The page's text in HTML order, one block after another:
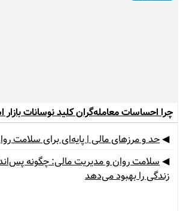
احساسات معامله‌گران کلید نوسانات بازار
حد و مرزهای مالی | پایه‌ای برای سلامت روان
سلامت روان و مدیریت مالی: چگونه
زندگی را بهبود می‌دهد